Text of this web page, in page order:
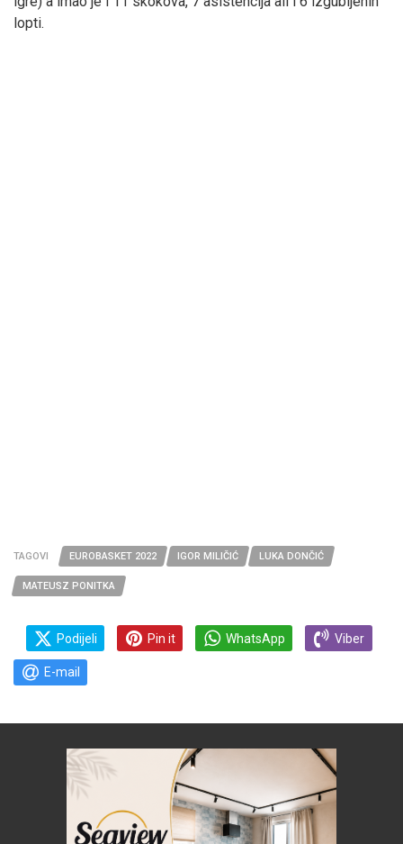
lopti.
TAGOVI EUROBASKET 2022 IGOR MILIČIĆ LUKA DONČIĆ
MATEUSZ PONITKA
Podijeli Pin it WhatsApp Viber
E-mail